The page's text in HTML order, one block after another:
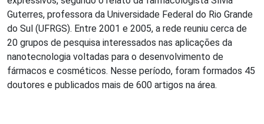
Guterres, professora da Universidade Federal do Rio Grande
do Sul (UFRGS). Entre 2001 e 2005, a rede reuniu cerca de
20 grupos de pesquisa interessados nas aplicações da
nanotecnologia voltadas para o desenvolvimento de
fármacos e cosméticos. Nesse período, foram formados 45
doutores e publicados mais de 600 artigos na área.